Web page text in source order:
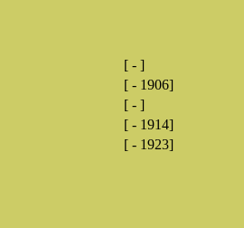
[ - ]
[ - 1906]
[ - ]
[ - 1914]
[ - 1923]